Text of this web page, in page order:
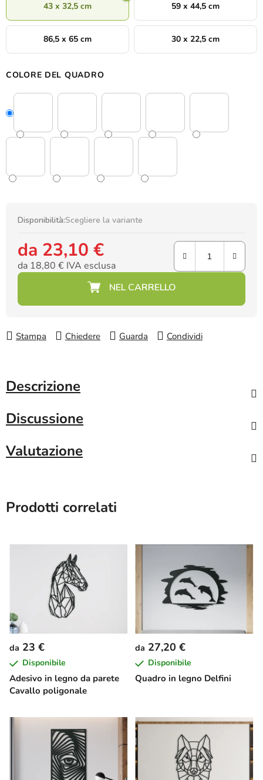
43 x 32,5 cm 59 x 44,5 cm
86,5 x 65 cm 30 x 22,5 cm
COLORE DEL QUADRO
Disponibilità:Scegliere la variante
da 23,10 €
da 18,80 € IVA esclusa
Prezzo della misura:
Stampa Chiedere Guarda Condividi
Descrizione
Discussione
Valutazione
Prodotti correlati
Adesivo in legno da parete
Cavallo poligonale
da 23 €
Disponibile
Quadro in legno Delfini
da 27,20 €
Disponibile